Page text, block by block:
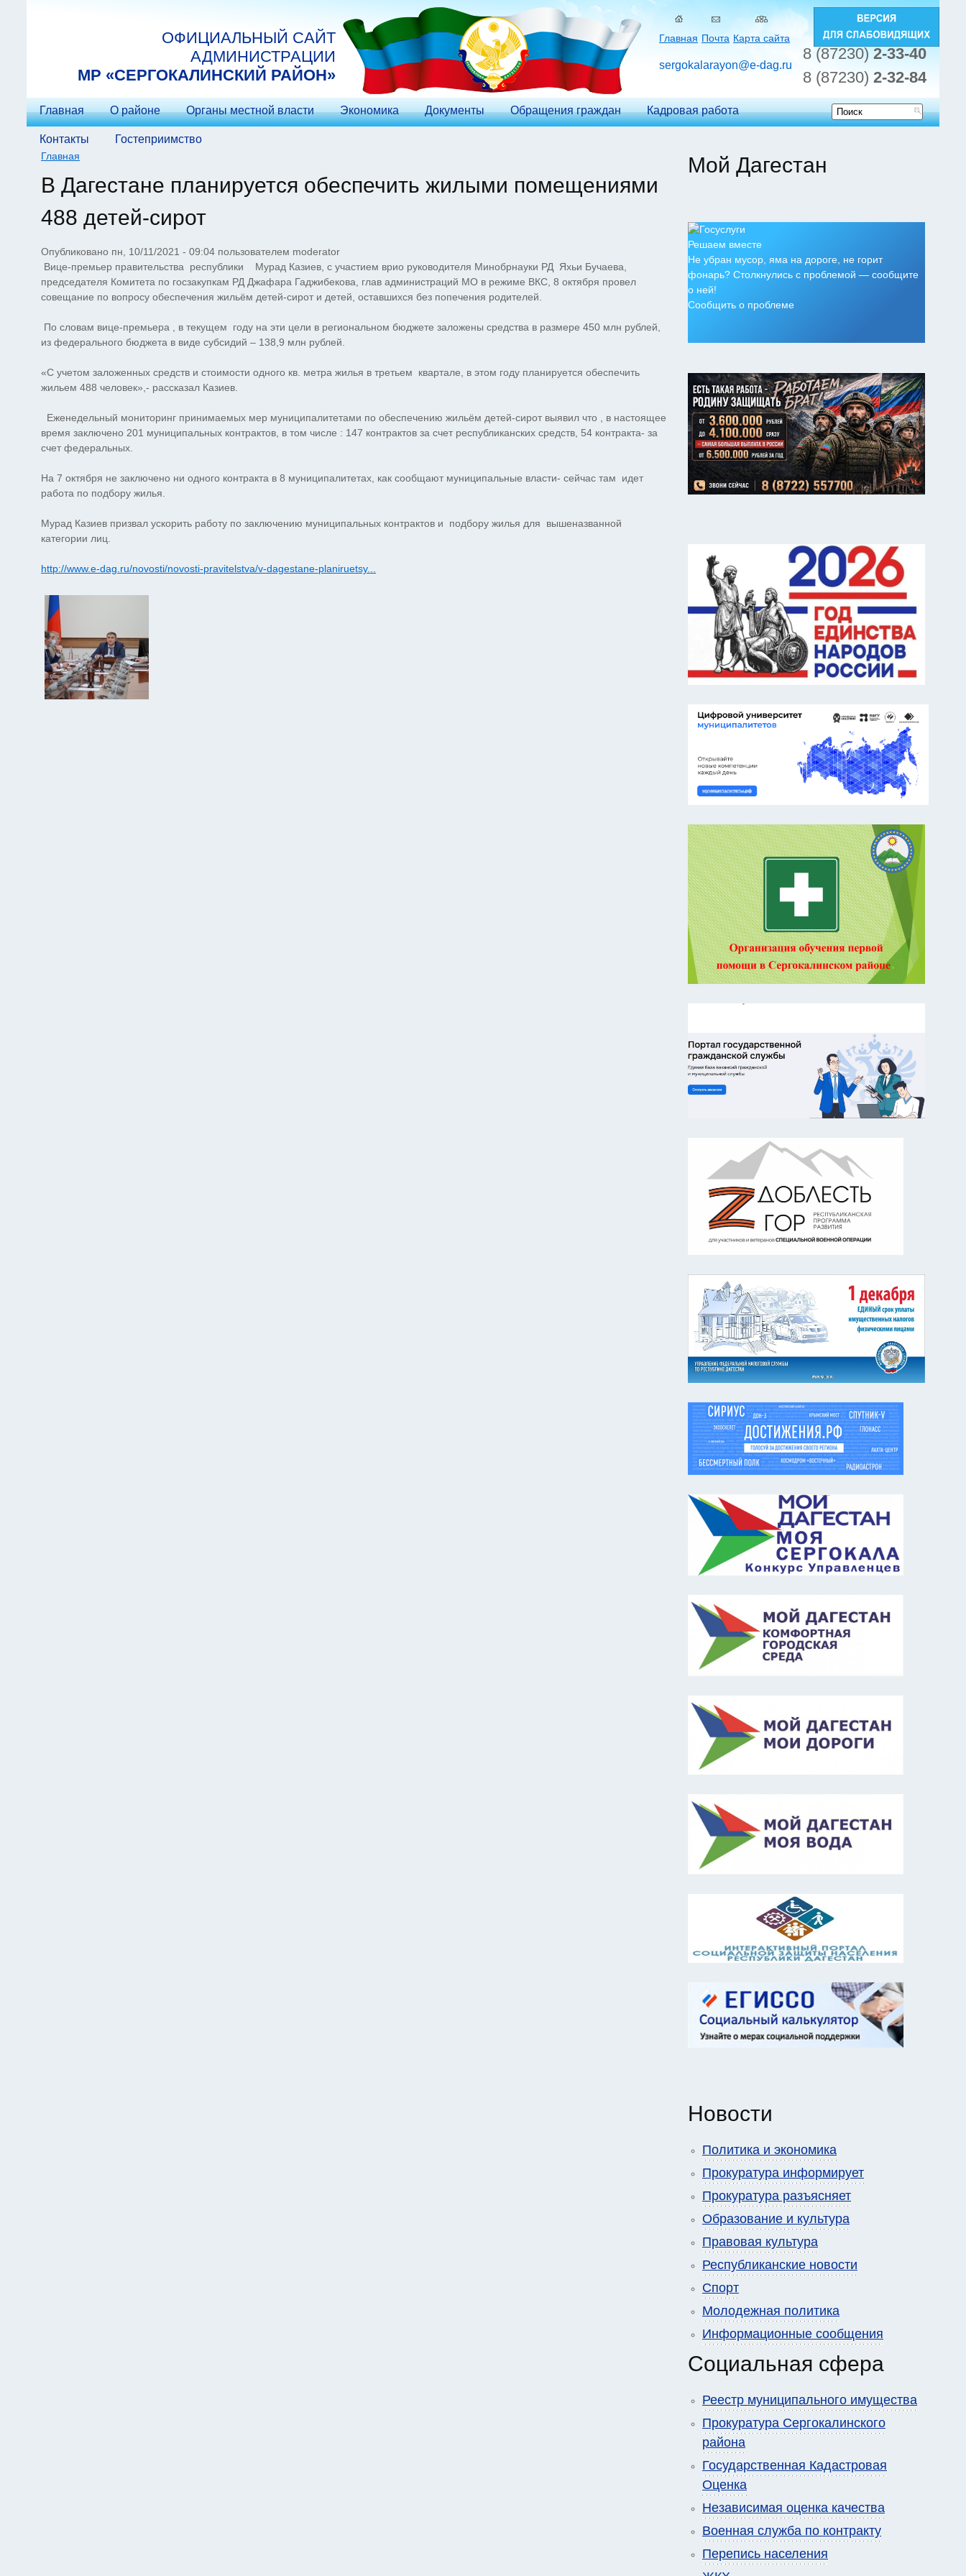
ОФИЦИАЛЬНЫЙ САЙТ
АДМИНИСТРАЦИИ
МP «СЕРГОКАЛИНСКИЙ РАЙОН»
Главная Почта Карта сайта
sergokalarayon@e-dag.ru
8 (87230) 2-33-40
8 (87230) 2-32-84
Главная О районе Органы местной власти Экономика Документы Обращения граждан Кадровая работа
Контакты Гостеприимство
Форма
Вы здесь
Главная
В Дагестане планируется обеспечить жилыми помещениями
488 детей-сирот
Опубликовано пн, 10/11/2021 - 09:04 пользователем moderator
Вице-премьер правительства республики Мурад Казиев, с участием врио руководителя Минобрнауки РД Яхьи Бучаева,
председателя Комитета по госзакупкам РД Джафара Гаджибекова, глав администраций МО в режиме ВКС, 8 октября провел
совещание по вопросу обеспечения жильём детей-сирот и детей, оставшихся без попечения родителей.
По словам вице-премьера , в текущем году на эти цели в региональном бюджете заложены средства в размере 450 млн рублей,
из федерального бюджета в виде субсидий – 138,9 млн рублей.
«С учетом заложенных средств и стоимости одного кв. метра жилья в третьем квартале, в этом году планируется обеспечить
жильем 488 человек»,- рассказал Казиев.
Еженедельный мониторинг принимаемых мер муниципалитетами по обеспечению жильём детей-сирот выявил что , в настоящее
время заключено 201 муниципальных контрактов, в том числе : 147 контрактов за счет республиканских средств, 54 контракта- за
счет федеральных.
На 7 октября не заключено ни одного контракта в 8 муниципалитетах, как сообщают муниципальные власти- сейчас там идет
работа по подбору жилья.
Мурад Казиев призвал ускорить работу по заключению муниципальных контрактов и подбору жилья для вышеназванной
категории лиц.
http://www.e-dag.ru/novosti/novosti-pravitelstva/v-dagestane-planiruetsy...
Мой Дагестан
Решаем вместе
Не убран мусор, яма на дороге, не горит
фонарь? Столкнулись с проблемой — сообщите
о ней!
Сообщить о проблеме
Новости
Политика и экономика
Прокуратура информирует
Прокуратура разъясняет
Образование и культура
Правовая культура
Республиканские новости
Спорт
Молодежная политика
Информационные сообщения
Социальная сфера
Реестр муниципального имущества
Прокуратура Сергокалинского
района
Государственная Кадастровая
Оценка
Независимая оценка качества
Военная служба по контракту
Перепись населения